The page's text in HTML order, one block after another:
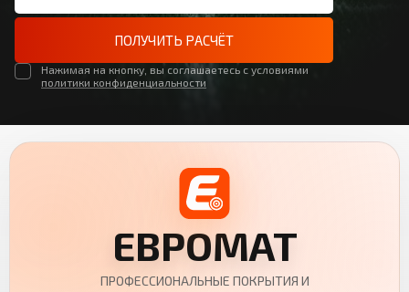
ПОЛУЧИТЬ РАСЧЁТ
Нажимая на кнопку, вы соглашаетесь с условиями
политики конфиденциальности
ЕВРОМАТ
ПРОФЕССИОНАЛЬНЫЕ ПОКРЫТИЯ И